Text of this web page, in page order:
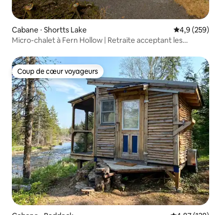
Cabane ⋅ Shortts Lake Évaluation
4,9 (259)
Micro-chalet à Fern Hollow | Retraite acceptant les
Coup de cœur voyageurs
Coup de cœur voyageurs